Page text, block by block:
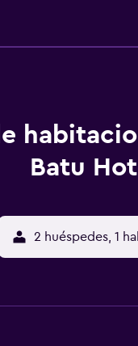
Batu
2 huéspedes, 1